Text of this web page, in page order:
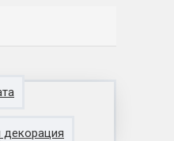
декорация